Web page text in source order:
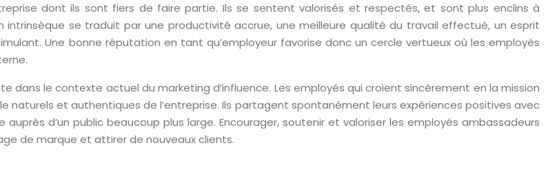
dont ils sont fiers de faire partie. Ils se sentent valorisés et respectés, et sont plus enclins à
se traduit par une productivité accrue, une meilleure qualité du travail effectué, un esprit
Une bonne réputation en tant qu’employeur favorise donc un cercle vertueux où les employés
dans le contexte actuel du marketing d’influence. Les employés qui croient sincèrement en la mission
et authentiques de l’entreprise. Ils partagent spontanément leurs expériences positives avec
d’un public beaucoup plus large. Encourager, soutenir et valoriser les employés ambassadeurs
de marque et attirer de nouveaux clients.